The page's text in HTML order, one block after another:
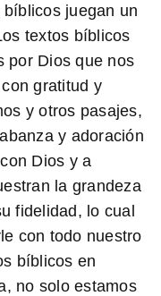
juegan un
textos bíblicos
por Dios que nos
gratitud y
y otros pasajes,
y adoración
Dios y a
la grandeza
fidelidad, lo cual
con todo nuestro
bíblicos en
no solo estamos